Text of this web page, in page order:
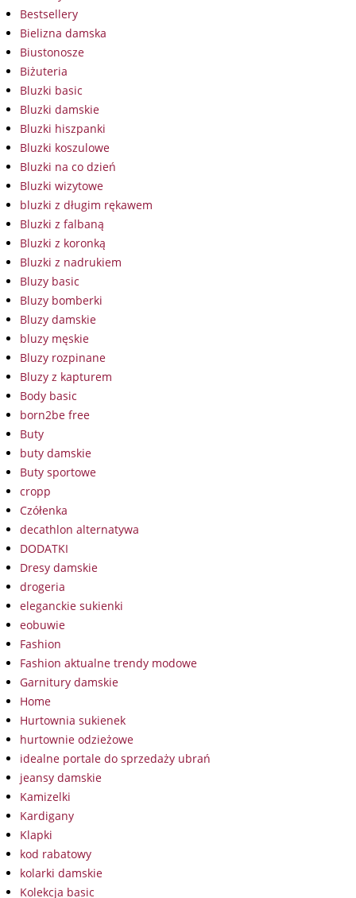
Bestsellery
Bielizna damska
Biustonosze
Biżuteria
Bluzki basic
Bluzki damskie
Bluzki hiszpanki
Bluzki koszulowe
Bluzki na co dzień
Bluzki wizytowe
bluzki z długim rękawem
Bluzki z falbaną
Bluzki z koronką
Bluzki z nadrukiem
Bluzy basic
Bluzy bomberki
Bluzy damskie
bluzy męskie
Bluzy rozpinane
Bluzy z kapturem
Body basic
born2be free
Buty
buty damskie
Buty sportowe
cropp
Czółenka
decathlon alternatywa
DODATKI
Dresy damskie
drogeria
eleganckie sukienki
eobuwie
Fashion
Fashion aktualne trendy modowe
Garnitury damskie
Home
Hurtownia sukienek
hurtownie odzieżowe
idealne portale do sprzedaży ubrań
jeansy damskie
Kamizelki
Kardigany
Klapki
kod rabatowy
kolarki damskie
Kolekcja basic